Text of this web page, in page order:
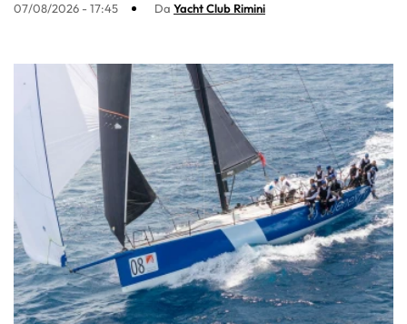
07/08/2026 - 17:45 Da Yacht Club Rimini